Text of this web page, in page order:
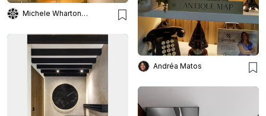
Michele Wharton Arquitetura
Andréa Matos